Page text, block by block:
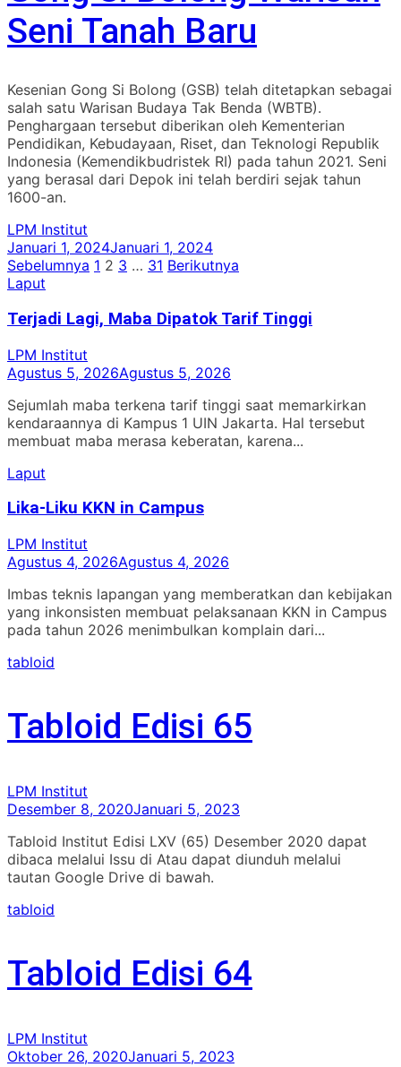
Seni Tanah Baru
Kesenian Gong Si Bolong (GSB) telah ditetapkan sebagai
salah satu Warisan Budaya Tak Benda (WBTB).
Penghargaan tersebut diberikan oleh Kementerian
Pendidikan, Kebudayaan, Riset, dan Teknologi Republik
Indonesia (Kemendikbudristek RI) pada tahun 2021. Seni
yang berasal dari Depok ini telah berdiri sejak tahun
1600-an.
LPM Institut
Januari 1, 2024Januari 1, 2024
Paginasi
pos
Sebelumnya 1 2 3 … 31 Berikutnya
Laput
Terjadi Lagi, Maba Dipatok Tarif Tinggi
LPM Institut
Agustus 5, 2026Agustus 5, 2026
Sejumlah maba terkena tarif tinggi saat memarkirkan
kendaraannya di Kampus 1 UIN Jakarta. Hal tersebut
membuat maba merasa keberatan, karena...
Laput
Lika-Liku KKN in Campus
LPM Institut
Agustus 4, 2026Agustus 4, 2026
Imbas teknis lapangan yang memberatkan dan kebijakan
yang inkonsisten membuat pelaksanaan KKN in Campus
pada tahun 2026 menimbulkan komplain dari...
tabloid
Tabloid Edisi 65
LPM Institut
Desember 8, 2020Januari 5, 2023
Tabloid Institut Edisi LXV (65) Desember 2020 dapat
dibaca melalui Issu di Atau dapat diunduh melalui
tautan Google Drive di bawah.
tabloid
Tabloid Edisi 64
LPM Institut
Oktober 26, 2020Januari 5, 2023